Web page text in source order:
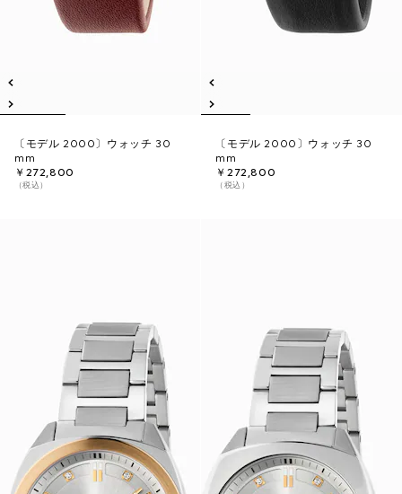
〔モデル 2000〕ウォッチ 30
mm
￥272,800
（税込）
〔モデル 2000〕ウォッチ 30
mm
￥272,800
（税込）